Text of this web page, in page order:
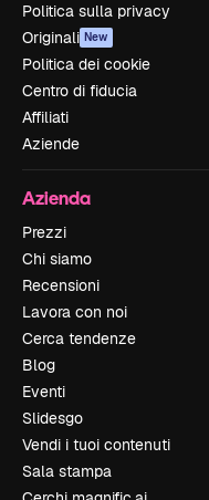
Politica sulla privacy
Originali New
Politica dei cookie
Centro di fiducia
Affiliati
Aziende
Azienda
Prezzi
Chi siamo
Recensioni
Lavora con noi
Cerca tendenze
Blog
Eventi
Slidesgo
Vendi i tuoi contenuti
Sala stampa